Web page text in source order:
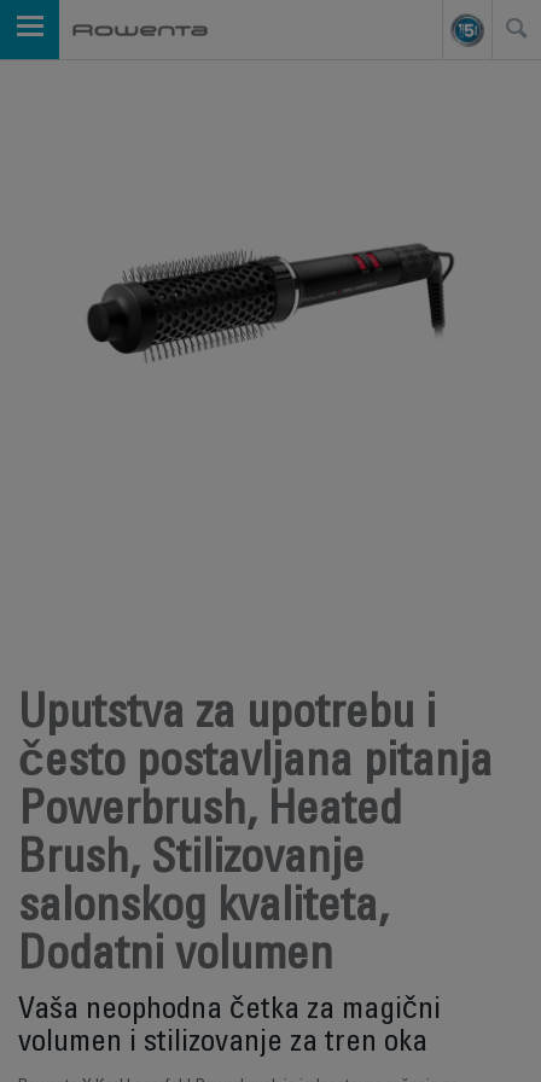
Uputstva za upotrebu i
često postavljana pitanja
Powerbrush, Heated
Brush, Stilizovanje
salonskog kvaliteta,
Dodatni volumen
Vaša neophodna četka za magični
volumen i stilizovanje za tren oka